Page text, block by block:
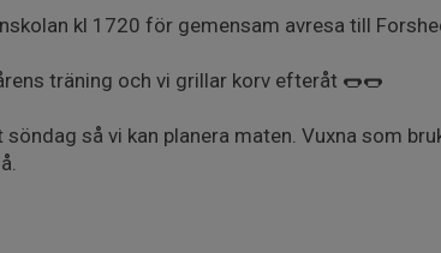
kl 1720 för gemensam avresa till
träning och vi grillar korv efteråt 🌭🌭
så vi kan planera maten. Vuxna som